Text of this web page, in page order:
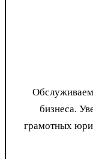
Обслуживаем
бизнеса.
грамотных